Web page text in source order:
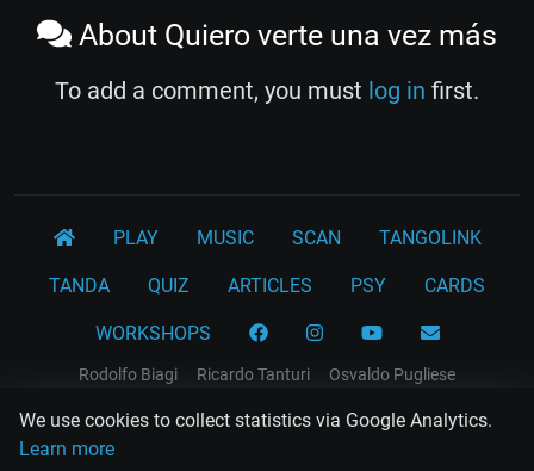
We use cookies to collect statistics via Google Analytics.
Learn more
About Quiero verte una vez más
To add a comment, you must log in first.
PLAY MUSIC SCAN TANGOLINK
TANDA QUIZ ARTICLES PSY CARDS
WORKSHOPS
Rodolfo Biagi Ricardo Tanturi
Osvaldo Pugliese
Osvaldo Fresedo
Osmar Maderna
Some definitly lost tangos